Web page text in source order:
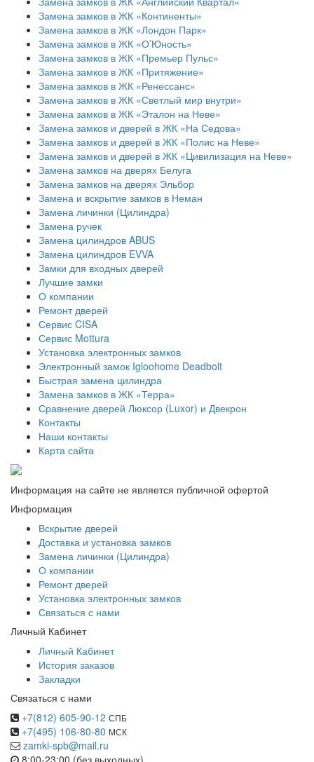
Замена замков в ЖК «Континенты»
Замена замков в ЖК «Лондон Парк»
Замена замков в ЖК «О’Юность»
Замена замков в ЖК «Премьер Пульс»
Замена замков в ЖК «Притяжение»
Замена замков в ЖК «Ренессанс»
Замена замков в ЖК «Светлый мир внутри»
Замена замков в ЖК «Эталон на Неве»
Замена замков и дверей в ЖК «На Седова»
Замена замков и дверей в ЖК «Полис на Неве»
Замена замков и дверей в ЖК «Цивилизация на Неве»
Замена замков на дверях Белуга
Замена замков на дверях Эльбор
Замена и вскрытие замков в Неман
Замена личинки (Цилиндра)
Замена ручек
Замена цилиндров ABUS
Замена цилиндров EVVA
Замки для входных дверей
Лучшие замки
О компании
Ремонт дверей
Сервис CISA
Сервис Mottura
Установка электронных замков
Электронный замок Igloohome Deadbolt
​Быстрая замена цилиндра
Замена замков в ЖК «Терра»
Сравнение дверей Люксор (Luxor) и Двекрон
Контакты
Наши контакты
Карта сайта
Информация на сайте не является публичной офертой
Информация
Вскрытие дверей
Доставка и установка замков
Замена личинки (Цилиндра)
О компании
Ремонт дверей
Установка электронных замков
Связаться с нами
Личный Кабинет
Личный Кабинет
История заказов
Закладки
Связаться с нами
+7(812) 605-90-12 СПБ
+7(495) 106-80-80 МСК
zamki-spb@mail.ru
8:00-23:00 (без выходных)